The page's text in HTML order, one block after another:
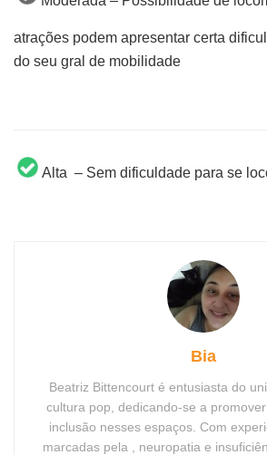
atrações podem apresentar certa
do seu gral de mobilidade
Alta – Sem dificuldade para se
Bia
Beatriz Bittencourt é entusiasta do
cultura pop, dedicando-se a
inclusão nesses espaços. Com
marcadas pela , neuropatia e